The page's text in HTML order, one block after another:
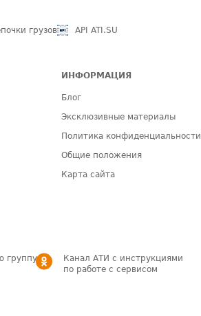
грузов API ATI.SU
ИНФОРМАЦИЯ
Блог
Эксклюзивные материалы
Политика конфиденциальности
Общие положения
Карта сайта
группу
Канал АТИ с инструкциями
по работе с сервисом